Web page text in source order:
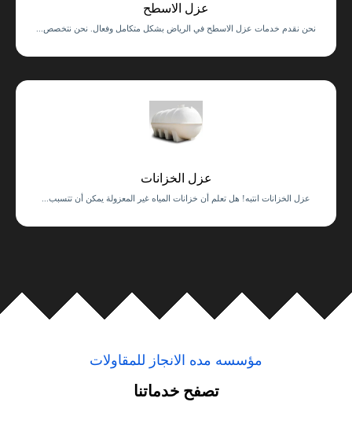
عزل الاسطح
نحن نقدم خدمات عزل الاسطح في الرياض بشكل متكامل وفعال. نحن نتخصص...
عزل الخزانات
عزل الخزانات انتبه! هل تعلم أن خزانات المياه غير المعزولة يمكن أن تتسبب...
مؤسسه مده الانجاز للمقاولات
تصفح خدماتنا